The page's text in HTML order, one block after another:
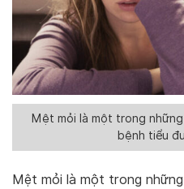
Mệt mỏi là một trong
bệnh tiểu
Mệt mỏi là một trong